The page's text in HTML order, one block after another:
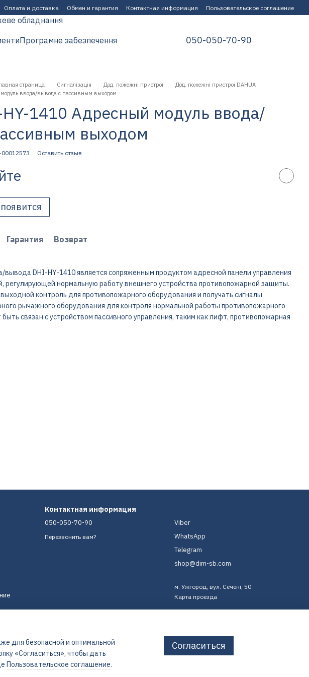
Оплата и доставка Обмен и гарантия Контактная информация Пользовательское соглашение
обладнання
Програмне забезпечення
050-050-70-90
страница Сигналізація Дод. пожежні пристрої
Дод. пожежні пристрої DAHUA
ввода/вывода с пассивным выходом
HY-1410 Адресный модуль ввода/
выходом
00012573 Оставить отзыв
Гарантия
Возврат
DHI-HY-1410 является сопряженным продуктом адресной панели управления
регулирующей нормальную работу внешнего устройства противопожарной защиты.
контроль для противопожарного оборудования и получать сигналы
рычажного оборудования для контроля нормальной работы противопожарного
связан с устройством пассивного управления, таким как лифт, противопожарная
Контактная информация
050-050-70-90
Перезвонить вам?
Viber
WhatsApp
Telegram
shop@dim-sb.com
м. Ужгород, вул. Сечені, 50
Карта проезда
для безопасной и оптимальной
«Согласиться», чтобы дать
Пользовательское соглашение.
Согласиться